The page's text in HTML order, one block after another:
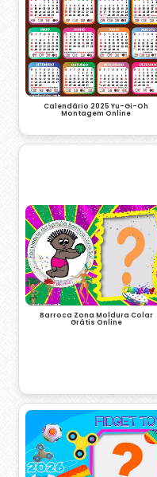
Calendário 2025 Yu-Gi-Oh
Montagem Online
Barroca Zona Moldura Colar
Grátis Online